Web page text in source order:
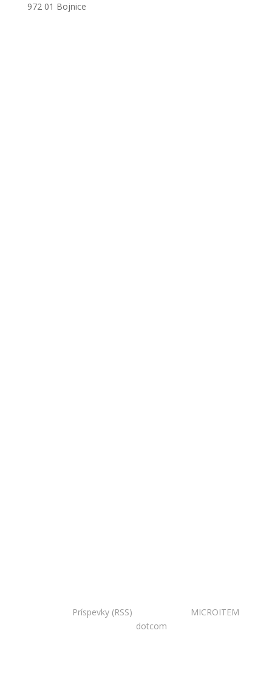
972 01 Bojnice
Príspevky (RSS) MICROITEM
dotcom